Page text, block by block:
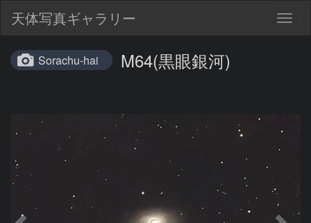
天体写真ギャラリー
Sorachu-hai M64(黒眼銀河)